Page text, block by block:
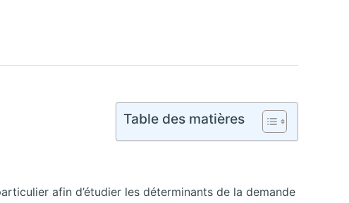
Table des matières
afin d’étudier les déterminants de la demande